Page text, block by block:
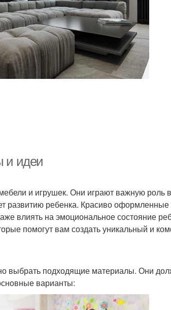
и идеи
и игрушек. Они играют важную роль
развитию ребенка. Красиво оформленные
влиять на эмоциональное состояние
помогут вам создать уникальный и
выбрать подходящие материалы. Они
варианты: